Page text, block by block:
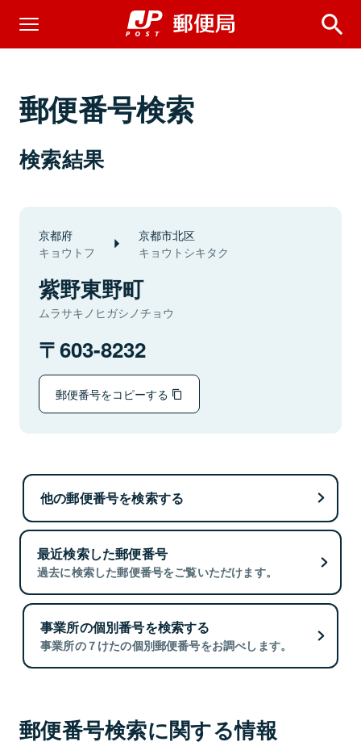
郵便番号検索
検索結果
京都府
キョウトフ
京都市北区
キョウトシキタク
紫野東野町
ムラサキノヒガシノチョウ
603-8232
郵便番号をコピーする
他の郵便番号を検索する
最近検索した郵便番号
過去に検索した郵便番号をご覧いただけます。
事業所の個別番号を検索する
事業所の７けたの個別郵便番号をお調べします。
郵便番号検索に関する情報